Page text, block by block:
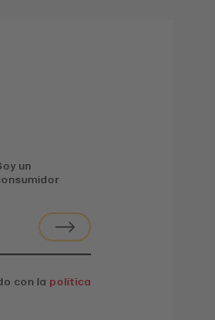
un
con la política